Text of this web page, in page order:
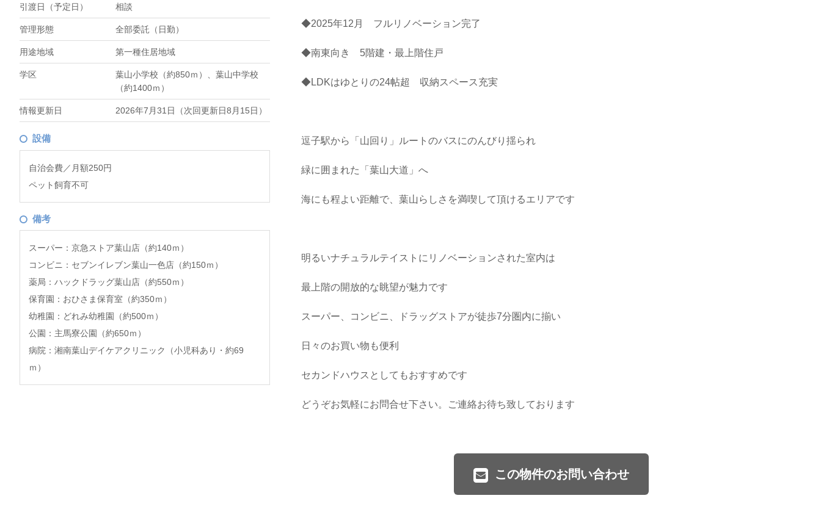
引渡日（予定日） 相談
管理形態 全部委託（日勤）
用途地域 第一種住居地域
学区
葉山小学校（約850ｍ）、葉山中学校
（約1400ｍ）
情報更新日 2026年7月31日（次回更新日8月15日）
設備
自治会費／月額250円
ペット飼育不可
備考
スーパー：京急ストア葉山店（約140ｍ）
コンビニ：セブンイレブン葉山一色店（約150ｍ）
薬局：ハックドラッグ葉山店（約550ｍ）
保育園：おひさま保育室（約350ｍ）
幼稚園：どれみ幼稚園（約500ｍ）
公園：主馬寮公園（約650ｍ）
病院：湘南葉山デイケアクリニック（小児科あり・約69
ｍ）
◆2025年12月 フルリノベーション完了
◆南東向き 5階建・最上階住戸
◆LDKはゆとりの24帖超 収納スペース充実
逗子駅から「山回り」ルートのバスにのんびり揺られ
緑に囲まれた「葉山大道」へ
海にも程よい距離で、葉山らしさを満喫して頂けるエリアです
明るいナチュラルテイストにリノベーションされた室内は
最上階の開放的な眺望が魅力です
スーパー、コンビニ、ドラッグストアが徒歩7分圏内に揃い
日々のお買い物も便利
セカンドハウスとしてもおすすめです
どうぞお気軽にお問合せ下さい。ご連絡お待ち致しております
この物件のお問い合わせ